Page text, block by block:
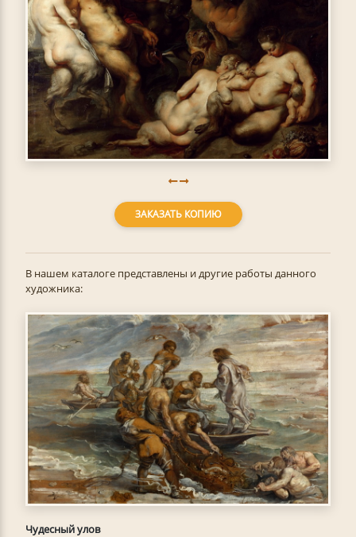
ЗАКАЗАТЬ КОПИЮ
В нашем каталоге представлены и другие работы данного
художника:
Чудесный улов